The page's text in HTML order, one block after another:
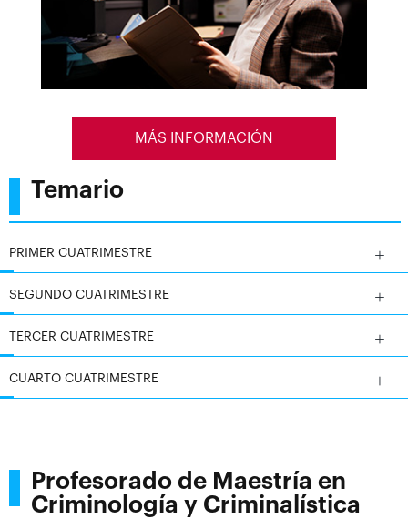
que reflejan los escenarios actuales del sistema
judicial. Con un énfasis en la aplicación práctica de
teorías criminológicas y técnicas de investigación
criminal, la Maestría en Criminología y Criminalística
judicial más justo y eficiente.
MÁS INFORMACIÓN
Temario
PRIMER CUATRIMESTRE
SEGUNDO CUATRIMESTRE
TERCER CUATRIMESTRE
CUARTO CUATRIMESTRE
Profesorado de Maestría en
Criminología y Criminalística